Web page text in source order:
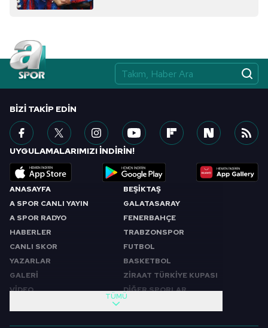
ANASAYFA
A SPOR CANLI YAYIN
A SPOR RADYO
HABERLER
CANLI SKOR
YAZARLAR
GALERİ
VİDEO
BEŞİKTAŞ
GALATASARAY
FENERBAHÇE
TRABZONSPOR
FUTBOL
BASKETBOL
ZİRAAT TÜRKİYE KUPASI
DİĞER SPORLAR
TÜMÜ
BIZI TAKIP EDIN
UYGULAMALARIMIZI İNDİRİN!